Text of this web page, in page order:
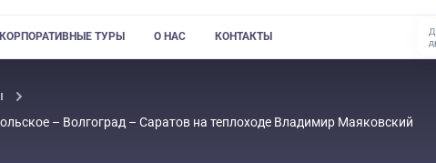
КОРПОРАТИВНЫЕ ТУРЫ О НАС КОНТАКТЫ
– Волгоград – Саратов на теплоходе Владимир Маяковский